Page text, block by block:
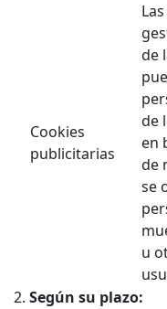
Cookies
publicitarias
de
de
en
de
se
u
Según su plazo: